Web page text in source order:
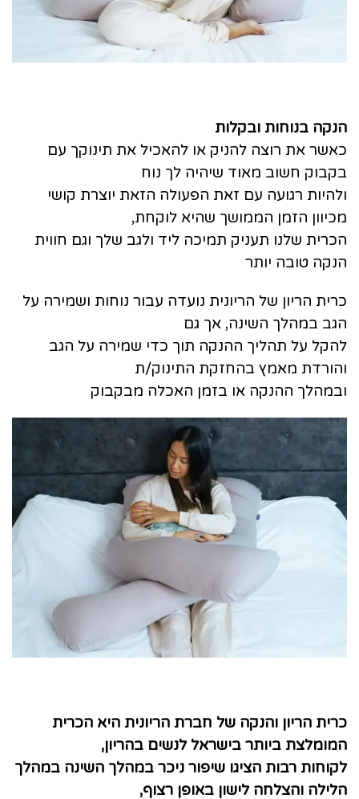
הנקה בנוחות ובקלות
כאשר את רוצה להניק או להאכיל את תינוקך עם
בקבוק חשוב מאוד שיהיה לך נוח
ולהיות רגועה עם זאת הפעולה הזאת יוצרת קושי
מכיוון הזמן הממושך שהיא לוקחת,
הכרית שלנו תעניק תמיכה ליד ולגב שלך וגם חווית
הנקה טובה יותר
כרית הריון של הריונית נועדה עבור נוחות ושמירה על
הגב במהלך השינה, אך גם
להקל על תהליך ההנקה תוך כדי שמירה על הגב
והורדת מאמץ בהחזקת התינוק/ת
ובמהלך ההנקה או בזמן האכלה מבקבוק
כרית הריון והנקה של חברת הריונית היא הכרית
המומלצת ביותר בישראל לנשים בהריון,
לקוחות רבות הציגו שיפור ניכר במהלך השינה במהלך
הלילה והצלחה לישון באופן רצוף,